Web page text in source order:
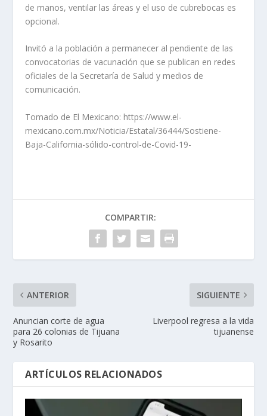
de manos, ventilar las áreas y el uso de cubrebocas es
opcional.
Invitó a la población a permanecer al pendiente de las
convocatorias de vacunación que se publican en redes
oficiales de la Secretaría de Salud y medios de
comunicación.
Tomado de El Mexicano: https://www.el-
mexicano.com.mx/Noticia/Estatal/36444/Sostiene-
Baja-California-sólido-control-de-Covid-19-
COMPARTIR:
ANTERIOR
Anuncian corte de agua
para 26 colonias de Tijuana
y Rosarito
SIGUIENTE
Liverpool regresa a la vida
tijuanense
ARTÍCULOS RELACIONADOS